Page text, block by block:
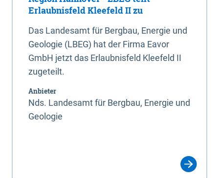
Erlaubnisfeld Kleefeld II zu
Das Landesamt für Bergbau, Energie und
Geologie (LBEG) hat der Firma Eavor
GmbH jetzt das Erlaubnisfeld Kleefeld II
zugeteilt.
Anbieter
Nds. Landesamt für Bergbau, Energie und
Geologie